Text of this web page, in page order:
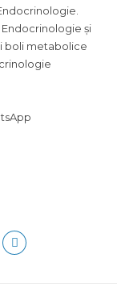
Endocrinologie și
boli metabolice